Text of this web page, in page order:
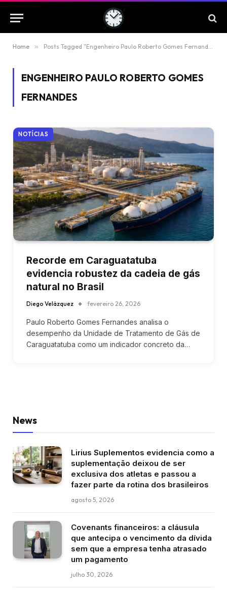
Home » Posts Tagged "Engenheiro Paulo Roberto Gomes Fernandes"
ENGENHEIRO PAULO ROBERTO GOMES
FERNANDES
NOTÍCIAS
Recorde em Caraguatatuba
evidencia robustez da cadeia de gás
natural no Brasil
Diego Velázquez fevereiro 26, 2026
Paulo Roberto Gomes Fernandes analisa o
desempenho da Unidade de Tratamento de Gás de
Caraguatatuba como um indicador concreto da…
News
Lirius Suplementos evidencia como a
suplementação deixou de ser
exclusiva dos atletas e passou a
fazer parte da rotina dos brasileiros
agosto 5, 2026
Covenants financeiros: a cláusula
que antecipa o vencimento da dívida
sem que a empresa tenha atrasado
um pagamento
julho 30, 2026